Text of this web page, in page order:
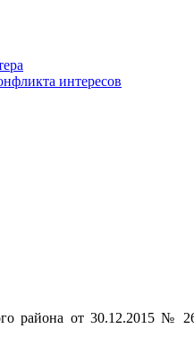
интересов
района от 30.12.2015